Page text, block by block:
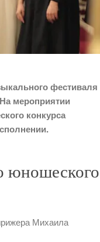
фестиваля
мероприятии
конкурса
юношеского
Михаила